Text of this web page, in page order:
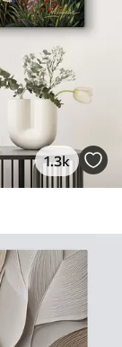
1.3k